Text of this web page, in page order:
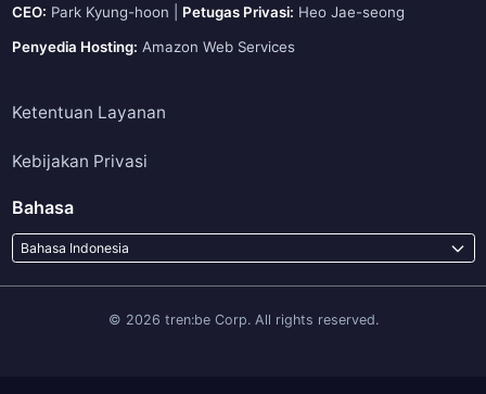
CEO: Park Kyung-hoon | Petugas Privasi: Heo Jae-seong
Penyedia Hosting: Amazon Web Services
Ketentuan Layanan
Kebijakan Privasi
Bahasa
Bahasa Indonesia
© 2026 tren:be Corp. All rights reserved.